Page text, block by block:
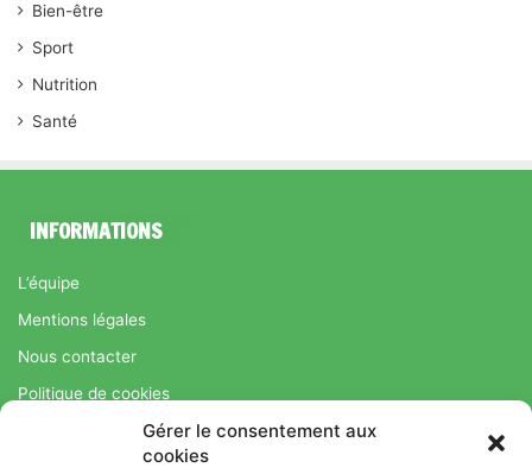
Gérer le consentement aux
cookies
Bien-être
Sport
Nutrition
Santé
INFORMATIONS
L’équipe
Mentions légales
Nous contacter
Politique de cookies
Régime Savoir Maigrir.fr : La méthode Jean-Michel Cohen pour
une perte de poids durable